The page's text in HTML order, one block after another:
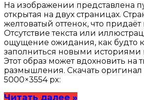
На изображении представлена
открытая на двух страницах.
желтоватый оттенок, что
Отсутствие текста или
ощущение ожидания, как будто
заполниться новыми историями
Этот образ может вдохновить на
размышления. Скачать
5000×3554 px:
Читать далее »